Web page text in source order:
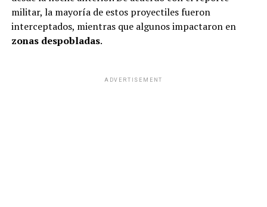
militar, la mayoría de estos proyectiles fueron
interceptados, mientras que algunos impactaron en
zonas despobladas.
ADVERTISEMENT